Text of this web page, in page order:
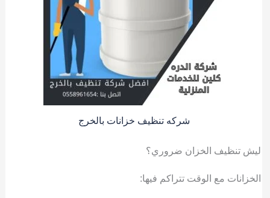
شركه تنظيف خزانات بالخرج
ليش تنظيف الخزان ضروري؟
الخزانات مع الوقت تتراكم فيها: